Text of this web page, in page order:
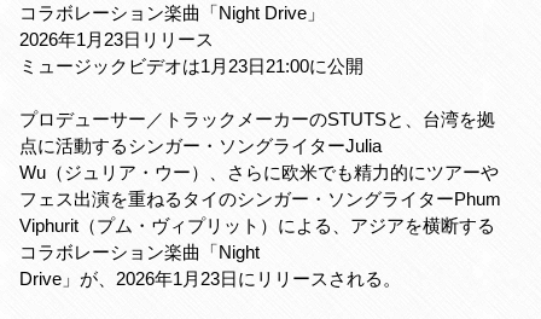
コラボレーション楽曲「Night Drive」
2026年1月23日リリース
ミュージックビデオは1月23日21:00に公開
プロデューサー／トラックメーカーのSTUTSと、台湾を拠
点に活動するシンガー・ソングライターJulia
Wu（ジュリア・ウー）、さらに欧米でも精力的にツアーや
フェス出演を重ねるタイのシンガー・ソングライターPhum
Viphurit（プム・ヴィプリット）による、アジアを横断する
コラボレーション楽曲「Night
Drive」が、2026年1月23日にリリースされる。